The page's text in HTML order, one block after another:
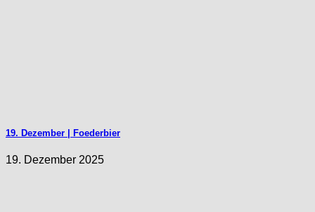
19. Dezember | Foederbier
19. Dezember 2025